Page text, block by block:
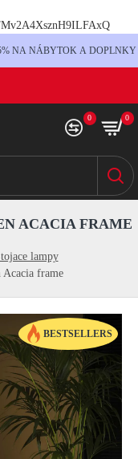
NA NÁBYTOK A DOPLNKY
0 0
lampy
Acacia frame
ACACIA FRAME
BESTSELLERS